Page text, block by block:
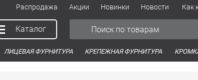
Распродажа Акции Новинки Новости Как
Каталог
ЛИЦЕВАЯ ФУРНИТУРА КРЕПЕЖНАЯ ФУРНИТУРА